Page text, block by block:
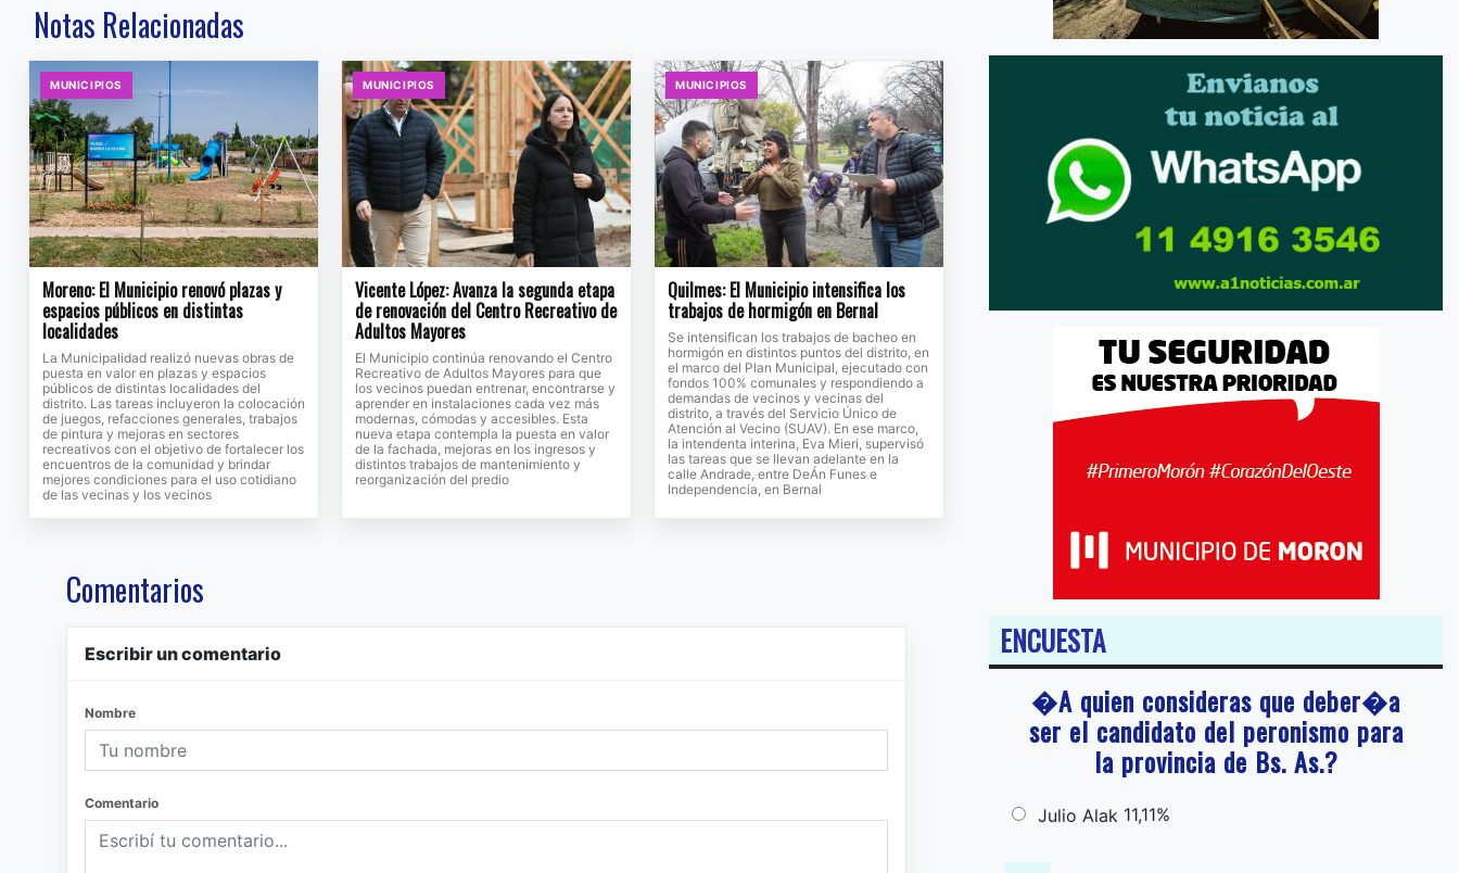
Notas Relacionadas
MUNICIPIOS
Moreno: El Municipio renovó plazas y
espacios públicos en distintas
localidades
La Municipalidad realizó nuevas obras de
puesta en valor en plazas y espacios
públicos de distintas localidades del
distrito. Las tareas incluyeron la colocación
de juegos, refacciones generales, trabajos
de pintura y mejoras en sectores
recreativos con el objetivo de fortalecer los
encuentros de la comunidad y brindar
mejores condiciones para el uso cotidiano
de las vecinas y los vecinos
MUNICIPIOS
Vicente López: Avanza la segunda etapa
de renovación del Centro Recreativo de
Adultos Mayores
El Municipio continúa renovando el Centro
Recreativo de Adultos Mayores para que
los vecinos puedan entrenar, encontrarse y
aprender en instalaciones cada vez más
modernas, cómodas y accesibles. Esta
nueva etapa contempla la puesta en valor
de la fachada, mejoras en los ingresos y
distintos trabajos de mantenimiento y
reorganización del predio
MUNICIPIOS
Quilmes: El Municipio intensifica los
trabajos de hormigón en Bernal
Se intensifican los trabajos de bacheo en
hormigón en distintos puntos del distrito, en
el marco del Plan Municipal, ejecutado con
fondos 100% comunales y respondiendo a
demandas de vecinos y vecinas del
distrito, a través del Servicio Único de
Atención al Vecino (SUAV). En ese marco,
la intendenta interina, Eva Mieri, supervisó
las tareas que se llevan adelante en la
calle Andrade, entre DeÁn Funes e
Independencia, en Bernal
Comentarios
Escribir un comentario
Nombre
Comentario
ENCUESTA
�A quien consideras que deber�a
ser el candidato del peronismo para
la provincia de Bs. As.?
Julio Alak 11,11%